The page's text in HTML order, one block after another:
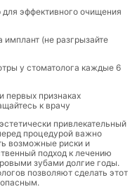
для эффективного очищения
имплант (не разгрызайте
у стоматолога каждые 6
первых признаках
к врачу
привлекательный
процедурой важно
возможные риски и
подход к лечению
зубами долгие годы.
позволяют сделать этот